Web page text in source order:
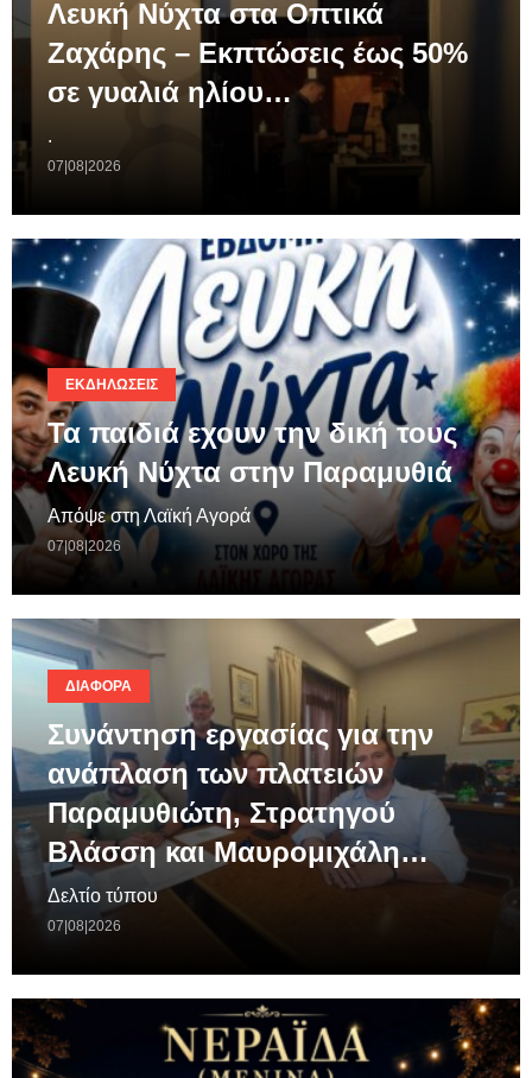
Λευκή Νύχτα στα Οπτικά
Ζαχάρης – Εκπτώσεις έως 50%
σε γυαλιά ηλίου…
.
07|08|2026
ΕΚΔΗΛΏΣΕΙΣ
Τα παιδιά εχουν την δική τους
Λευκή Νύχτα στην Παραμυθιά
Απόψε στη Λαϊκή Αγορά
07|08|2026
ΔΙΆΦΟΡΑ
Συνάντηση εργασίας για την
ανάπλαση των πλατειών
Παραμυθιώτη, Στρατηγού
Βλάσση και Μαυρομιχάλη…
Δελτίο τύπου
07|08|2026